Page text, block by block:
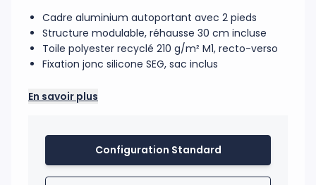
Cadre aluminium autoportant avec 2 pieds
Structure modulable, réhausse 30 cm incluse
Toile polyester recyclé 210 g/m² M1, recto-verso
Fixation jonc silicone SEG, sac inclus
Stand composé d'un cadre aluminium autoportant
de 400x230cm. 2 pieds. Déploiement très facile. Le
inférieur. Une réhausse de 30cm est fournie afin de
porter la structure à 2,30m de haut. Le module peut
se relier à d'autre grâce aux embouts de fixation
En savoir plus
Configuration Standard